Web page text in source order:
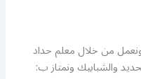
من خلال معلم حداد
والشبابيك ونمتاز ب: